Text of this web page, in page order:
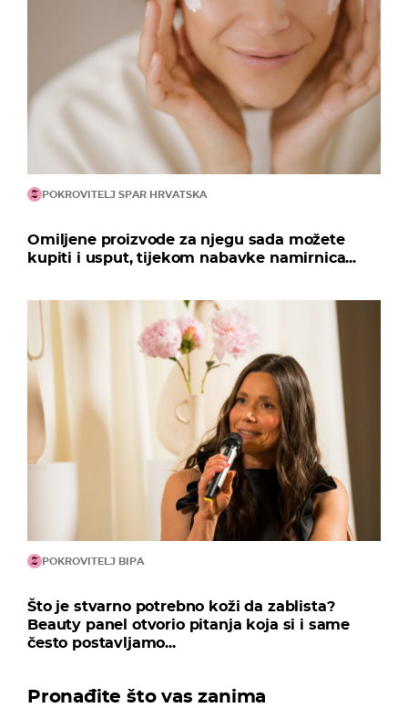
POKROVITELJ SPAR HRVATSKA
Omiljene proizvode za njegu sada možete
kupiti i usput, tijekom nabavke namirnica...
POKROVITELJ BIPA
Što je stvarno potrebno koži da zablista?
Beauty panel otvorio pitanja koja si i same
često postavljamo...
Pronađite što vas zanima